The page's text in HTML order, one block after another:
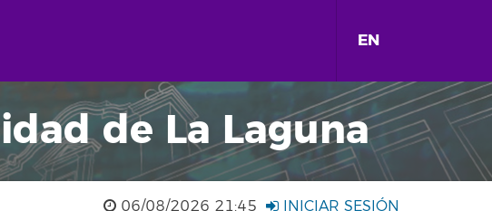
EN
de La Laguna
06/08/2026 21:45 INICIAR SESIÓN